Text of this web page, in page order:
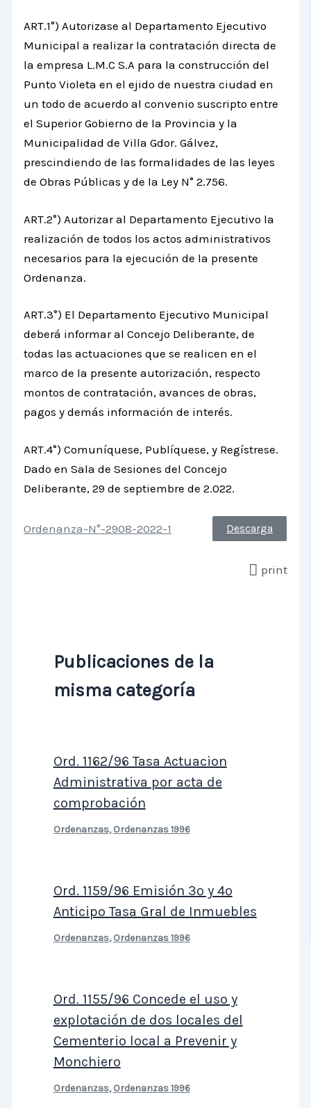
ART.1°) Autorizase al Departamento Ejecutivo
Municipal a realizar la contratación directa de
la empresa L.M.C S.A para la construcción del
Punto Violeta en el ejido de nuestra ciudad en
un todo de acuerdo al convenio suscripto entre
el Superior Gobierno de la Provincia y la
Municipalidad de Villa Gdor. Gálvez,
prescindiendo de las formalidades de las leyes
de Obras Públicas y de la Ley N° 2.756.
ART.2°) Autorizar al Departamento Ejecutivo la
realización de todos los actos administrativos
necesarios para la ejecución de la presente
Ordenanza.
ART.3°) El Departamento Ejecutivo Municipal
deberá informar al Concejo Deliberante, de
todas las actuaciones que se realicen en el
marco de la presente autorización, respecto
montos de contratación, avances de obras,
pagos y demás información de interés.
ART.4°) Comuníquese, Publíquese, y Regístrese.
Dado en Sala de Sesiones del Concejo
Deliberante, 29 de septiembre de 2.022.
Ordenanza-N°-2908-2022-1 Descarga
print
Publicaciones de la
misma categoría
Ord. 1162/96 Tasa Actuacion
Administrativa por acta de
comprobación
Ordenanzas,Ordenanzas 1996
Ord. 1159/96 Emisión 3º y 4º
Anticipo Tasa Gral de Inmuebles
Ordenanzas,Ordenanzas 1996
Ord. 1155/96 Concede el uso y
explotación de dos locales del
Cementerio local a Prevenir y
Monchiero
Ordenanzas,Ordenanzas 1996